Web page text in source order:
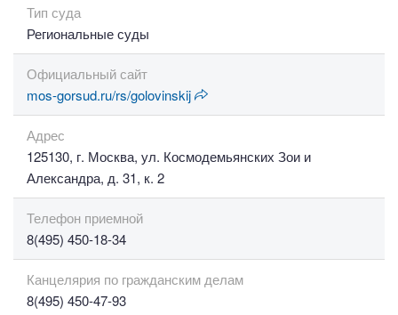
Тип суда
Региональные суды
Официальный сайт
mos-gorsud.ru/rs/golovinskij
Адрес
125130, г. Москва, ул. Космодемьянских Зои и
Александра, д. 31, к. 2
Телефон приемной
8(495) 450-18-34
Канцелярия по гражданским делам
8(495) 450-47-93